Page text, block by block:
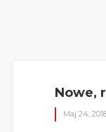
Nowe,
Maj 24,